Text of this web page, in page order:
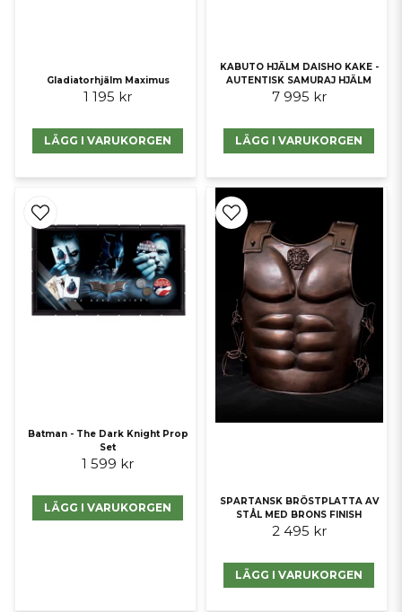
Gladiatorhjälm Maximus
1 195 kr
LÄGG I VARUKORGEN
KABUTO HJÄLM DAISHO KAKE -
AUTENTISK SAMURAJ HJÄLM
7 995 kr
LÄGG I VARUKORGEN
Batman - The Dark Knight Prop
Set
1 599 kr
LÄGG I VARUKORGEN
SPARTANSK BRÖSTPLATTA AV
STÅL MED BRONS FINISH
2 495 kr
LÄGG I VARUKORGEN